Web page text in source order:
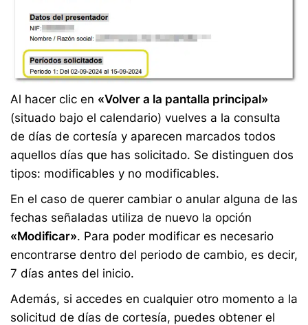
Al hacer clic en «Volver a la pantalla principal»
(situado bajo el calendario) vuelves a la consulta
de días de cortesía y aparecen marcados todos
aquellos días que has solicitado. Se distinguen dos
tipos: modificables y no modificables.
En el caso de querer cambiar o anular alguna de las
fechas señaladas utiliza de nuevo la opción
«Modificar». Para poder modificar es necesario
encontrarse dentro del periodo de cambio, es decir,
7 días antes del inicio.
Además, si accedes en cualquier otro momento a la
solicitud de días de cortesía, puedes obtener el